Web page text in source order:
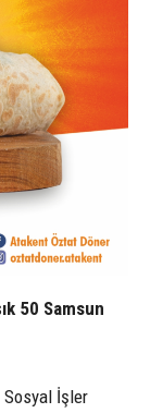
50 Samsun
Sosyal İşler